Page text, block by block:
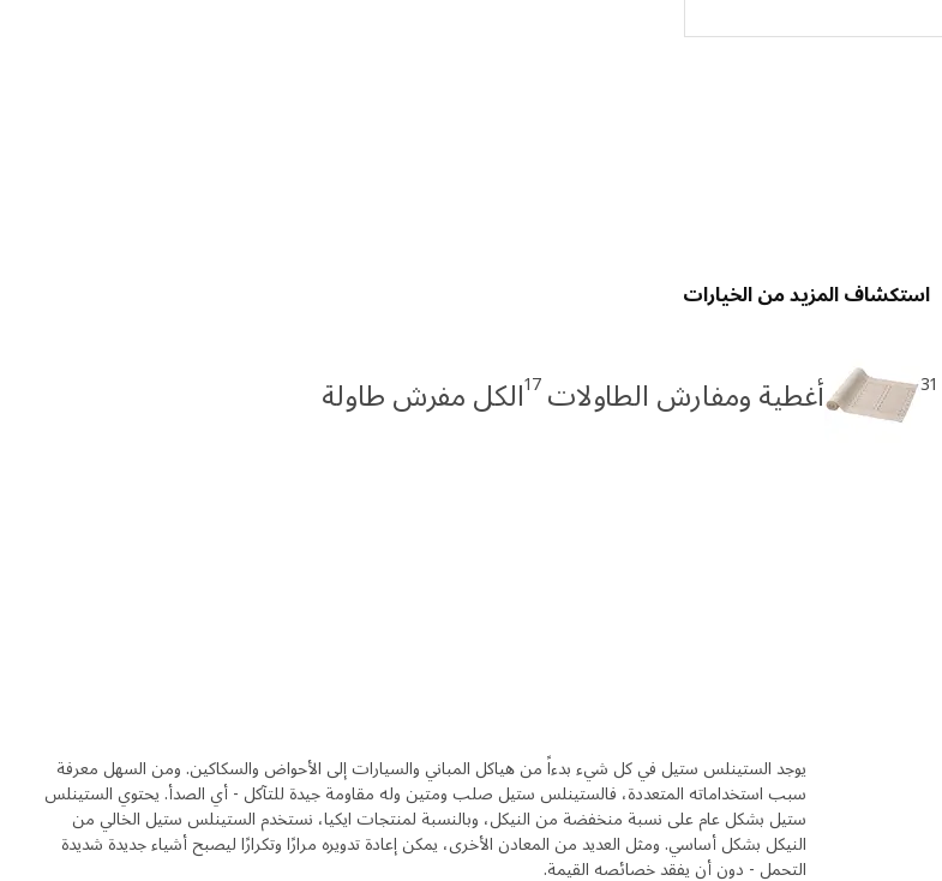
استكشاف المزيد من الخيارات
31 أغطية ومفارش الطاولات 17الكل مفرش طاولة
يوجد الستينلس ستيل في كل شيء بدءاً من هياكل المباني والسيارات إلى الأحواض والسكاكين. ومن السهل معرفة
سبب استخداماته المتعددة، فالستينلس ستيل صلب ومتين وله مقاومة جيدة للتآكل - أي الصدأ. يحتوي الستينلس
ستيل بشكل عام على نسبة منخفضة من النيكل، وبالنسبة لمنتجات ايكيا، نستخدم الستينلس ستيل الخالي من
النيكل بشكل أساسي. ومثل العديد من المعادن الأخرى، يمكن إعادة تدويره مرارًا وتكرارًا ليصبح أشياء جديدة شديدة
التحمل - دون أن يفقد خصائصه القيمة.